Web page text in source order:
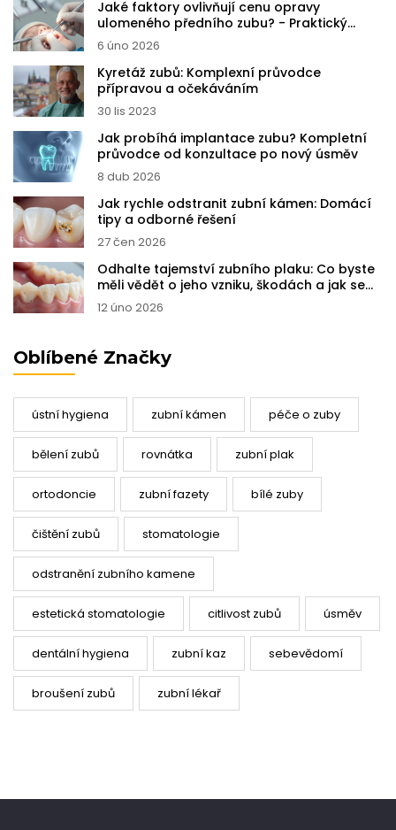
Jaké faktory ovlivňují cenu opravy
ulomeného předního zubu? - Praktický
průvodce
6 úno 2026
Kyretáž zubů: Komplexní průvodce
přípravou a očekáváním
30 lis 2023
Jak probíhá implantace zubu? Kompletní
průvodce od konzultace po nový úsměv
8 dub 2026
Jak rychle odstranit zubní kámen: Domácí
tipy a odborné řešení
27 čen 2026
Odhalte tajemství zubního plaku: Co byste
měli vědět o jeho vzniku, škodách a jak se
ho zbavit
12 úno 2026
Oblíbené Značky
ústní hygiena zubní kámen péče o zuby
bělení zubů rovnátka zubní plak
ortodoncie zubní fazety bílé zuby
čištění zubů stomatologie
odstranění zubního kamene
estetická stomatologie citlivost zubů úsměv
dentální hygiena zubní kaz sebevědomí
broušení zubů zubní lékař